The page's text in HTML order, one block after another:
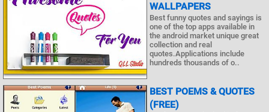
WALLPAPERS
Best funny quotes and sayings is
one of the top apps available in
the android market unique great
collection and real
quotes.Applications include
hundreds thousands of o..
BEST POEMS & QUOTES
(FREE)